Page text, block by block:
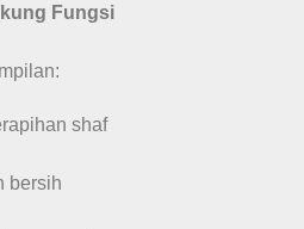
Fungsi
shaf
bersih